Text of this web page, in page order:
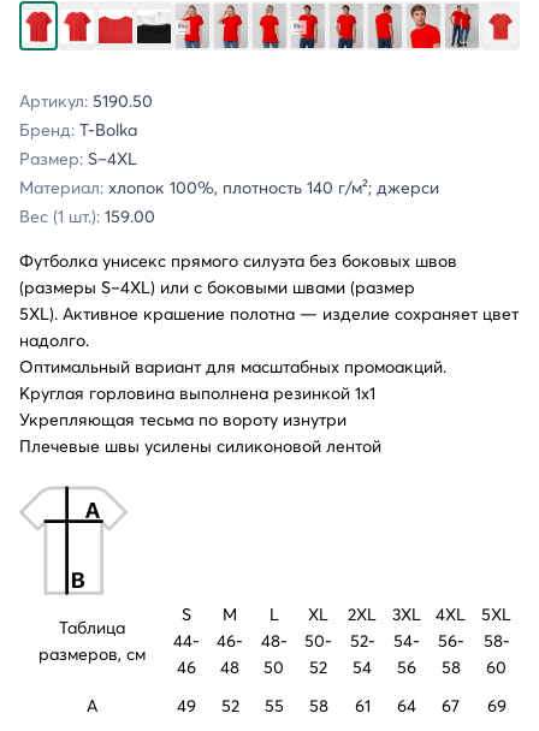
Артикул: 5190.50
Бренд: T-Bolka
Размер: S–4XL
Материал: хлопок 100%, плотность 140 г/м²; джерси
Вес (1 шт.): 159.00
Футболка унисекс прямого силуэта без боковых швов
(размеры S–4XL) или с боковыми швами (размер
5XL). Активное крашение полотна — изделие сохраняет цвет
надолго.
Оптимальный вариант для масштабных промоакций.
Круглая горловина выполнена резинкой 1х1
Укрепляющая тесьма по вороту изнутри
Плечевые швы усилены силиконовой лентой
Таблица
размеров, см
S
44-
46
M
46-
48
L
48-
50
XL
50-
52
2XL
52-
54
3XL
54-
56
4XL
56-
58
5XL
58-
60
A
49 52 55 58 61 64 67
69